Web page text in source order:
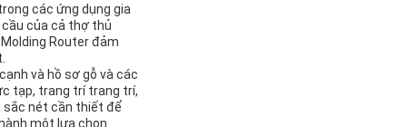
các ứng dụng gia
của cả thợ thủ
Router đảm
và hồ sơ gỗ và các
tạp, trang trí trang trí,
sắc nét cần thiết để
một lựa chọn